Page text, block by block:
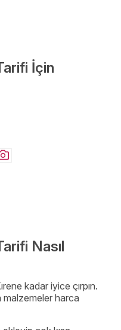
İçin
Nasıl
kadar iyice çırpın.
harca